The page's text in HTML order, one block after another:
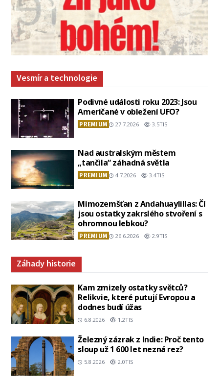
Vesmír a technologie
Podivné události roku 2023: Jsou
Američané v obležení UFO?
PREMIUM 27.7.2026 3.5TIS
Nad australským městem
„tančila“ záhadná světla
PREMIUM 4.7.2026 3.4TIS
Mimozemšťan z Andahuaylillas: Čí
jsou ostatky zakrslého stvoření s
ohromnou lebkou?
PREMIUM 26.6.2026 2.9TIS
Záhady historie
Kam zmizely ostatky světců?
Relikvie, které putují Evropou a
dodnes budí úžas
6.8.2026 1.2TIS
Železný zázrak z Indie: Proč tento
sloup už 1 600 let nezná rez?
5.8.2026 2.0TIS